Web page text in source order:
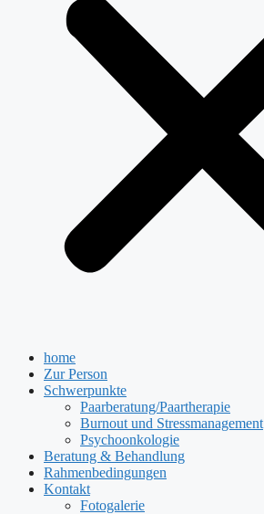
home
Zur Person
Schwerpunkte
Paarberatung/Paartherapie
Burnout und Stressmanagement
Psychoonkologie
Beratung & Behandlung
Rahmenbedingungen
Kontakt
Fotogalerie